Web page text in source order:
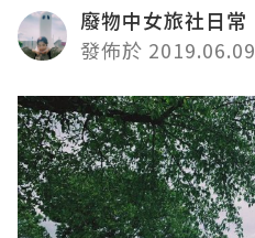
廢物中女旅社日常
發佈於 2019.06.09